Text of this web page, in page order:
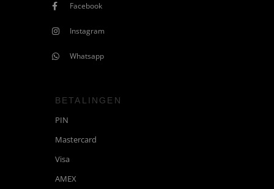
Facebook
Instagram
Whatsapp
BETALINGEN
PIN
Mastercard
Visa
AMEX